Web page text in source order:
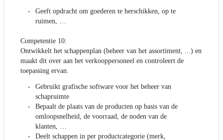
Geeft opdracht om goederen te herschikken, op te
ruimen, …
Competentie 10:
Ontwikkelt het schappenplan (beheer van het assortiment, ...) en
maakt dit over aan het verkooppersoneel en controleert de
toepassing ervan.
Gebruikt grafische software voor het beheer van
schapruimte
Bepaalt de plaats van de producten op basis van de
omloopsnelheid, de voorraad, de noden van de
klanten, …
Deelt schappen in per productcategorie (merk,